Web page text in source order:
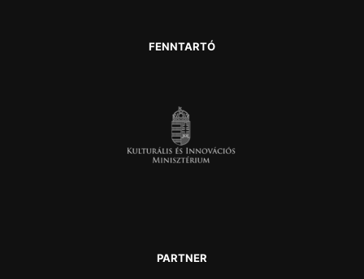
FENNTARTÓ
PARTNER